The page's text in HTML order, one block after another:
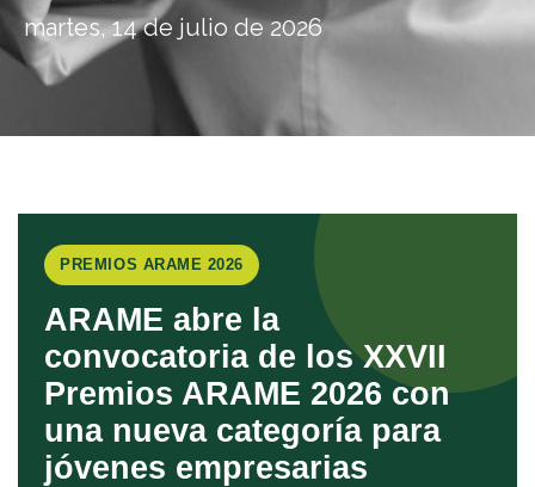
martes, 14 de julio de 2026
PREMIOS ARAME 2026
ARAME abre la
convocatoria de los XXVII
Premios ARAME 2026 con
una nueva categoría para
jóvenes empresarias